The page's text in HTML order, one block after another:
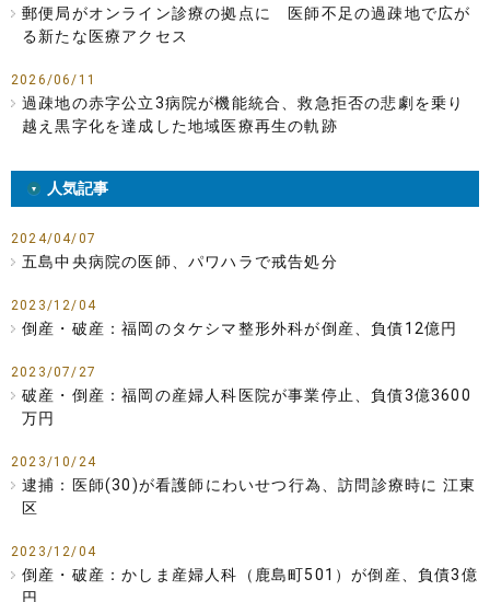
郵便局がオンライン診療の拠点に 医師不足の過疎地で広が
る新たな医療アクセス
2026/06/11
過疎地の赤字公立3病院が機能統合、救急拒否の悲劇を乗り
越え黒字化を達成した地域医療再生の軌跡
人気記事
2024/04/07
五島中央病院の医師、パワハラで戒告処分
2023/12/04
倒産・破産：福岡のタケシマ整形外科が倒産、負債12億円
2023/07/27
破産・倒産：福岡の産婦人科医院が事業停止、負債3億3600
万円
2023/10/24
逮捕：医師(30)が看護師にわいせつ行為、訪問診療時に 江東
区
2023/12/04
倒産・破産：かしま産婦人科（鹿島町501）が倒産、負債3億
円